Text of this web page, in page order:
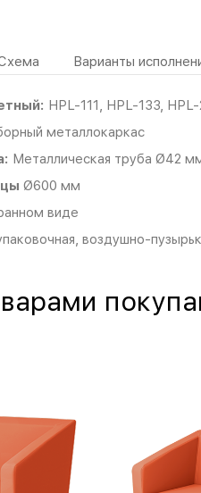
Варианты
HPL-111, HPL-133,
металлокаркас
Металлическая труба Ø42
Ø600 мм
виде
воздушно-